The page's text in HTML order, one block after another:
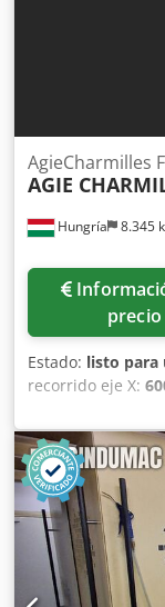
Hungría 8.345
AgieCharmilles
AGIE
Información de
precio
Estado: listo para
recorrido eje X:
máquina de
FORM 30 de 4
recorrido del eje
mm y recorrido
obtener
considere la
tenemos a la
detalles.